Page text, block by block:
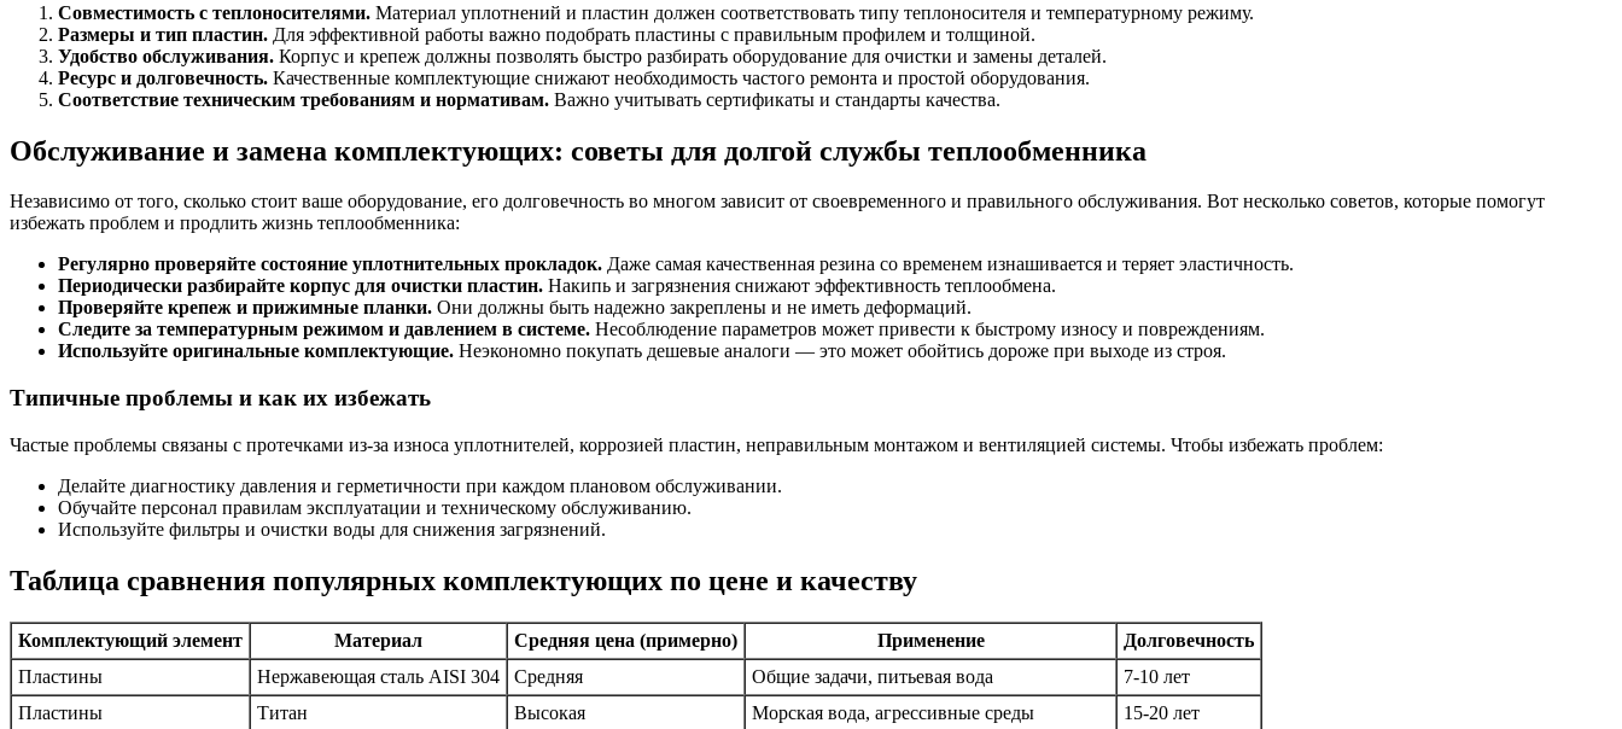
Совместимость с теплоносителями. Материал уплотнений и пластин должен соответствовать типу теплоносителя и температурному режиму.
Размеры и тип пластин. Для эффективной работы важно подобрать пластины с правильным профилем и толщиной.
Удобство обслуживания. Корпус и крепеж должны позволять быстро разбирать оборудование для очистки и замены деталей.
Ресурс и долговечность. Качественные комплектующие снижают необходимость частого ремонта и простой оборудования.
Соответствие техническим требованиям и нормативам. Важно учитывать сертификаты и стандарты качества.
Обслуживание и замена комплектующих: советы для долгой службы теплообменника
Независимо от того, сколько стоит ваше оборудование, его долговечность во многом зависит от своевременного и правильного обслуживания. Вот несколько советов, которые помогут
избежать проблем и продлить жизнь теплообменника:
Регулярно проверяйте состояние уплотнительных прокладок. Даже самая качественная резина со временем изнашивается и теряет эластичность.
Периодически разбирайте корпус для очистки пластин. Накипь и загрязнения снижают эффективность теплообмена.
Проверяйте крепеж и прижимные планки. Они должны быть надежно закреплены и не иметь деформаций.
Следите за температурным режимом и давлением в системе. Несоблюдение параметров может привести к быстрому износу и повреждениям.
Используйте оригинальные комплектующие. Неэкономно покупать дешевые аналоги — это может обойтись дороже при выходе из строя.
Типичные проблемы и как их избежать
Частые проблемы связаны с протечками из-за износа уплотнителей, коррозией пластин, неправильным монтажом и вентиляцией системы. Чтобы избежать проблем:
Делайте диагностику давления и герметичности при каждом плановом обслуживании.
Обучайте персонал правилам эксплуатации и техническому обслуживанию.
Используйте фильтры и очистки воды для снижения загрязнений.
Таблица сравнения популярных комплектующих по цене и качеству
Комплектующий элемент Материал Средняя цена (примерно) Применение
Долговечность
Пластины
Нержавеющая сталь AISI 304 Средняя Общие задачи, питьевая вода
7-10 лет
Пластины
Титан Высокая Морская вода, агрессивные среды 15-20 лет